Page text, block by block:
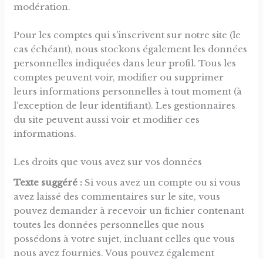
modération.
Pour les comptes qui s’inscrivent sur notre site (le
cas échéant), nous stockons également les données
personnelles indiquées dans leur profil. Tous les
comptes peuvent voir, modifier ou supprimer
leurs informations personnelles à tout moment (à
l’exception de leur identifiant). Les gestionnaires
du site peuvent aussi voir et modifier ces
informations.
Les droits que vous avez sur vos données
Texte suggéré :Si vous avez un compte ou si vous
avez laissé des commentaires sur le site, vous
pouvez demander à recevoir un fichier contenant
toutes les données personnelles que nous
possédons à votre sujet, incluant celles que vous
nous avez fournies. Vous pouvez également